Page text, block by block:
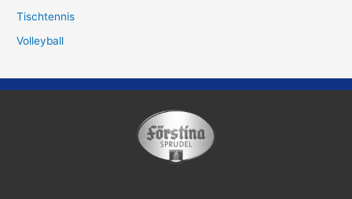
Tischtennis
Volleyball